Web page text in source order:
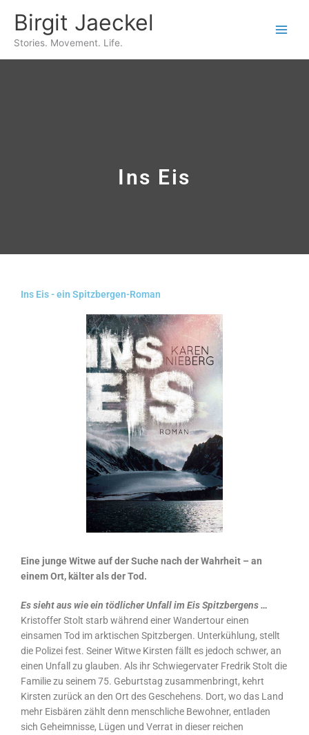
Inhalt
springen
Birgit Jaeckel
Stories. Movement. Life.
Ins Eis
Ins Eis - ein Spitzbergen-Roman
Eine junge Witwe auf der Suche nach der Wahrheit – an
einem Ort, kälter als der Tod.
Es sieht aus wie ein tödlicher Unfall im Eis Spitzbergens …
Kristoffer Stolt starb während einer Wandertour einen
einsamen Tod im arktischen Spitzbergen. Unterkühlung, stellt
die Polizei fest. Seiner Witwe Kirsten fällt es jedoch schwer, an
einen Unfall zu glauben. Als ihr Schwiegervater Fredrik Stolt die
Familie zu seinem 75. Geburtstag zusammenbringt, kehrt
Kirsten zurück an den Ort des Geschehens. Dort, wo das Land
mehr Eisbären zählt denn menschliche Bewohner, entladen
sich Geheimnisse, Lügen und Verrat in dieser reichen